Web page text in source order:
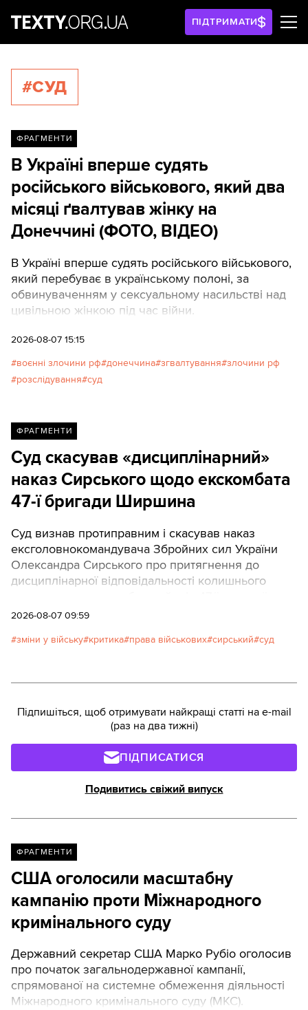
ПІДТРИМАТИ
#СУД
ФРАГМЕНТИ
В Україні вперше судять
російського військового, який два
місяці ґвалтував жінку на
Донеччині (ФОТО, ВІДЕО)
В Україні вперше судять російського військового,
який перебуває в українському полоні, за
обвинуваченням у сексуальному насильстві над
цивільною жінкою під час війни.
2026-08-07 15:15
воєнні злочини рф донеччина згвалтування злочини рф
розслідування суд
ФРАГМЕНТИ
Суд скасував «дисциплінарний»
наказ Сирського щодо екскомбата
47-ї бригади Ширшина
Суд визнав протиправним і скасував наказ
ексголовнокомандувача Збройних сил України
Олександра Сирського про притягнення до
дисциплінарної відповідальності колишнього
механізованої бригади Олександра Ширшина.
2026-08-07 09:59
зміни у війську критика права військових сирський суд
Підпишіться, щоб отримувати найкращі статті на e-mail
(раз на два тижні)
ПІДПИСАТИСЯ
Подивитись свіжий випуск
ФРАГМЕНТИ
США оголосили масштабну
кампанію проти Міжнародного
кримінального суду
Державний секретар США Марко Рубіо оголосив
про початок загальнодержавної кампанії,
спрямованої на системне обмеження діяльності
Міжнародного кримінального суду (МКС).